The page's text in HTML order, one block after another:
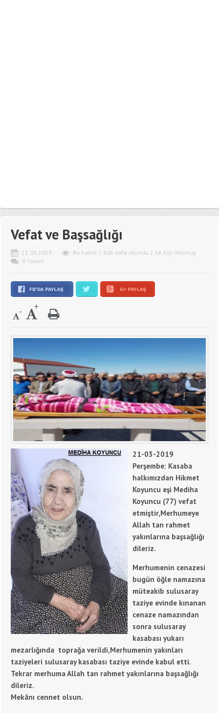
Vefat ve Başsağlığı
21.03.2019
Bu haber 2.606 defa okundu 2.6K Kişi Okumuş
0 Yorum
21-03-2019
Perşembe: Kasaba
halkımızdan Hikmet
Koyuncu eşi Mediha
Koyuncu (77) vefat
etmiştir,Merhumeye
Allah tan rahmet
yakınlarına başsağlığı
dileriz.
Merhumenin cenazesi
bugün öğle namazına
müteakib sulusaray
taziye evinde kınanan
cenaze namazından
sonra sulusaray
kasabası yukarı
mezarlığında toprağa verildi,Merhumenin yakınları
taziyeleri sulusaray kasabası taziye evinde kabul etti.
Tekrar merhuma Allah tan rahmet yakınlarına başsağlığı
dileriz.
Mekânı cennet olsun.